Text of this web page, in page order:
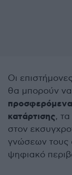
Οι
θα μπορούν
κατάρτισης,
στον
γνώσεων τους
ψηφιακό